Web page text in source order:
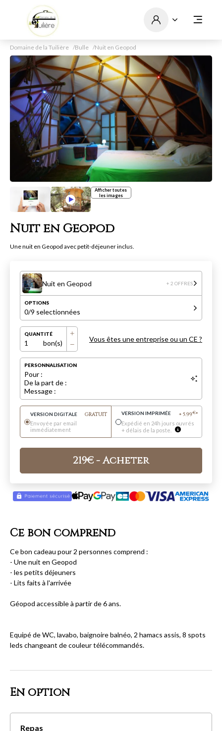
Domaine de la Tuilière Bulle Nuit en Geopod
Afficher toutes
les images
Nuit en Geopod
Une nuit en Geopod avec petit-déjeuner inclus.
Nuit en Geopod + 2 OFFRES
OPTIONS
0/9 selectionnées
QUANTITÉ
1 bon(s) Vous êtes une entreprise ou un CE ?
PERSONNALISATION
Pour :
De la part de :
Message :
VERSION DIGITALE GRATUIT
Envoyée par email
immédiatement
VERSION IMPRIMÉE + 5.99€*
Expédié en 24h jours ouvrés
+ délais de la poste.
219€- Acheter
Ce bon comprend
Ce bon cadeau pour 2 personnes comprend :
- Une nuit en Geopod
- les petits déjeuners
- Lits faits à l'arrivée
Géopod accessible à partir de 6 ans.
Equipé de WC, lavabo, baignoire balnéo, 2 hamacs assis, 8 spots
leds changeant de couleur télécommandés.
En option
Repas